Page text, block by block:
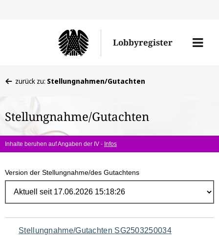
Lobbyregister
Menü
befinden
hier:
zurück zu: Stellungnahmen/Gutachten
Stellungnahme/Gutachten
Inhalte beruhen auf Angaben der IV - Infos
Version der Stellungnahme/des Gutachtens
Navigation
Stellungnahme/Gutachten SG2503250034